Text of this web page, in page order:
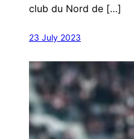
club du Nord de […]
23 July 2023